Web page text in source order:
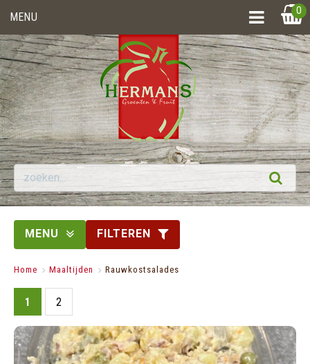
0
MENU
MENU FILTEREN
Home > Maaltijden > Rauwkostsalades
1 2